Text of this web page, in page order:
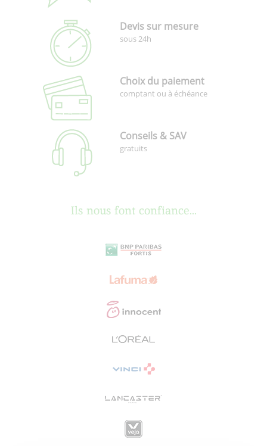
Devis sur mesure
sous 24h
Choix du paiement
comptant ou à échéance
Conseils & SAV
gratuits
Ils nous font confiance...